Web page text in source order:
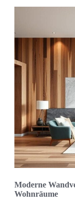
Moderne
Wohnräume